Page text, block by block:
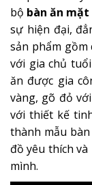
bộ bàn ăn
sự hiện đại,
sản phẩm
với gia chủ
ăn được gia
vàng, gõ đỏ
với thiết kế
thành mẫu
đồ yêu thích
mình.